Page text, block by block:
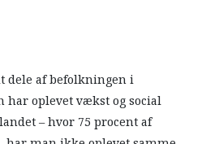
dele af befolkningen i
har oplevet vækst og social
– hvor 75 procent af